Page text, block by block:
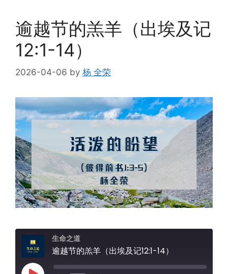
逾越节的羔羊（出埃及记
12:1-14）
2026-04-06 by 杨 全荣
生命之道
逾越节的羔羊（出埃及记12:1-14）